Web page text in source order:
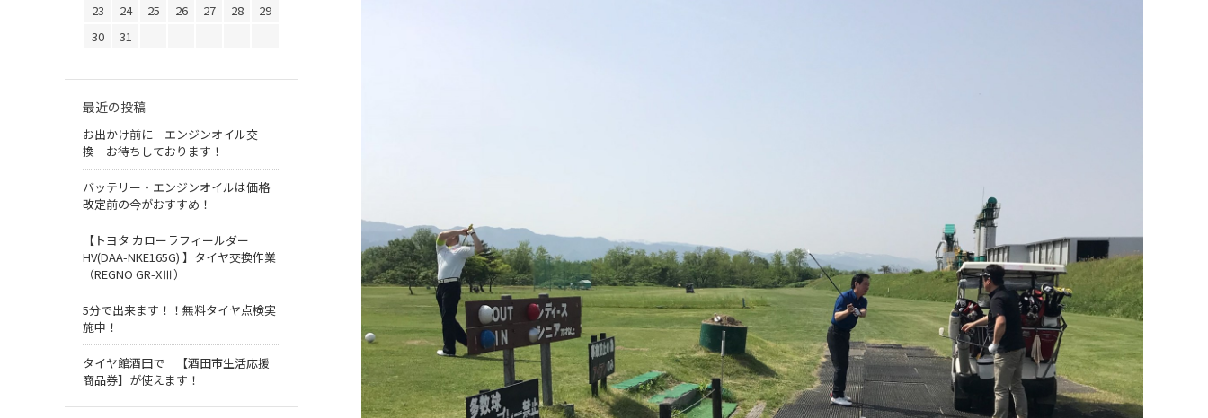
23
24 25 26 27 28
29
30
31
最近の投稿
お出かけ前に エンジンオイル交
換 お待ちしております！
バッテリー・エンジンオイルは価格
改定前の今がおすすめ！
【トヨタ カローラフィールダー
HV(DAA-NKE165G) 】タイヤ交換作業
（REGNO GR-XⅢ）
5分で出来ます！！無料タイヤ点検実
施中！
タイヤ館酒田で 【酒田市生活応援
商品券】が使えます！